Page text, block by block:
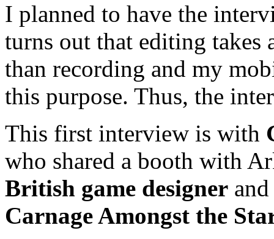
I planned to have the
turns out that editing takes
than recording and my
this purpose. Thus, the
This first interview is with
who shared a booth with
British game designer
Carnage Amongst the